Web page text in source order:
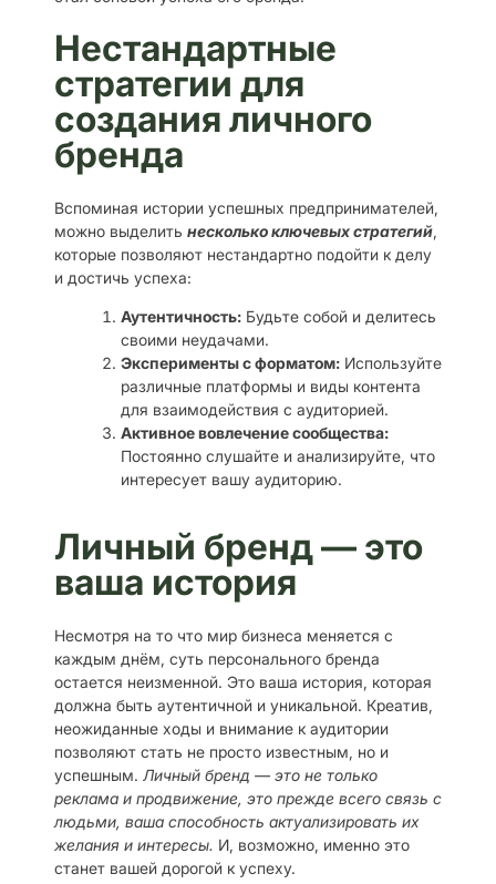
Нестандартные
стратегии для
создания личного
бренда
Вспоминая истории успешных предпринимателей,
можно выделить несколько ключевых стратегий,
которые позволяют нестандартно подойти к делу
и достичь успеха:
Аутентичность: Будьте собой и делитесь
своими неудачами.
Эксперименты с форматом: Используйте
различные платформы и виды контента
для взаимодействия с аудиторией.
Активное вовлечение сообщества:
Постоянно слушайте и анализируйте, что
интересует вашу аудиторию.
Личный бренд — это
ваша история
Несмотря на то что мир бизнеса меняется с
каждым днём, суть персонального бренда
остается неизменной. Это ваша история, которая
должна быть аутентичной и уникальной. Креатив,
неожиданные ходы и внимание к аудитории
позволяют стать не просто известным, но и
успешным. Личный бренд — это не только
реклама и продвижение, это прежде всего связь с
людьми, ваша способность актуализировать их
желания и интересы. И, возможно, именно это
станет вашей дорогой к успеху.